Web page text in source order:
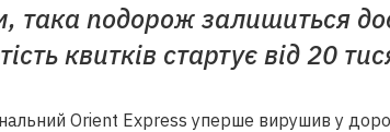
така подорож залишиться
квитків стартує від 20
Orient Express уперше вирушив у